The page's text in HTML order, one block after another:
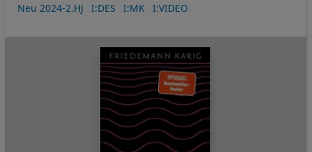
Neu 2024-2.HJ
I:DES I:MK I:VIDEO